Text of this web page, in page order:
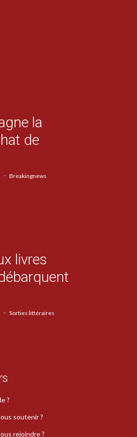
la
de
Breakingnews
livres
Sorties littéraires
?
soutenir ?
rejoindre ?